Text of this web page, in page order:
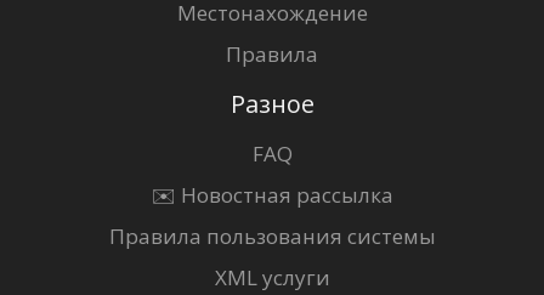
Местонахождение
Правила
Разное
FAQ
✉️ Новостная рассылка
Правила пользования системы
XML услуги